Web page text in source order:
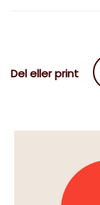
Del eller print